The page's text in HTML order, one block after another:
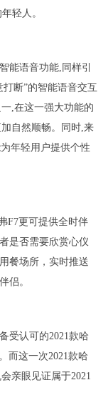
轻人。
能语音功能,同样引
断”的智能语音交互
,在这一强大功能的
自然顺畅。同时,来
年轻用户提供个性
F7更可提供全时伴
是否需要欣赏心仪
餐场所，实时推送
侣。
受认可的2021款哈
而这一次2021款哈
亲眼见证属于2021